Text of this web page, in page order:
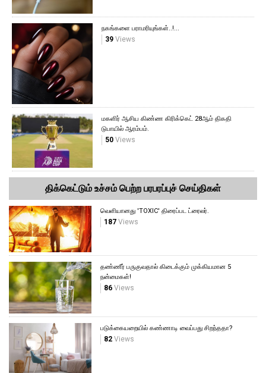
நகங்களை பராமரியுங்கள்..!...
39Views
மகளிர் ஆசிய கிண்ண கிரிக்கெட் 28ஆம் திகதி
டுபாயில் ஆரம்பம்.
50Views
திக்கெட்டும் உச்சம் பெற்ற பரபரப்புச் செய்திகள்
வெளியானது 'TOXIC' திரைப்பட ட்ரைலர்.
187 Views
தண்ணீர் பருகுவதால் கிடைக்கும் முக்கியமான 5
நன்மைகள்!
86 Views
படுக்கையறையில் கண்ணாடி வைப்பது சிறந்ததா?
82 Views